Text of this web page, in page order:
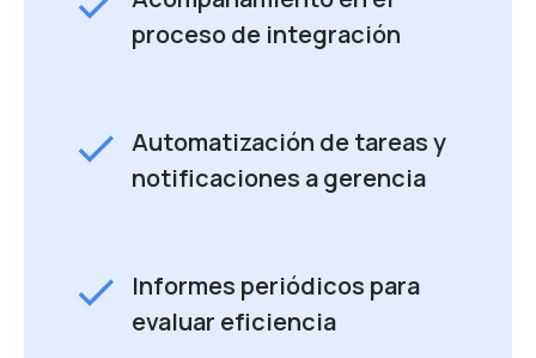
proceso de integración
check Automatización de tareas y
notificaciones a gerencia
check
Informes periódicos para
evaluar eficiencia